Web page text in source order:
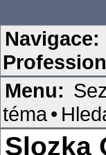
Navigace:
Menu:
téma•
Slozka